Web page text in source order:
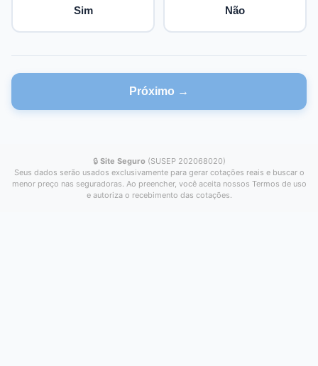
Sim Não
Próximo →
🔒 Site Seguro (SUSEP 202068020)
Seus dados serão usados exclusivamente para gerar cotações reais e buscar o
menor preço nas seguradoras. Ao preencher, você aceita nossos Termos de uso
e autoriza o recebimento das cotações.